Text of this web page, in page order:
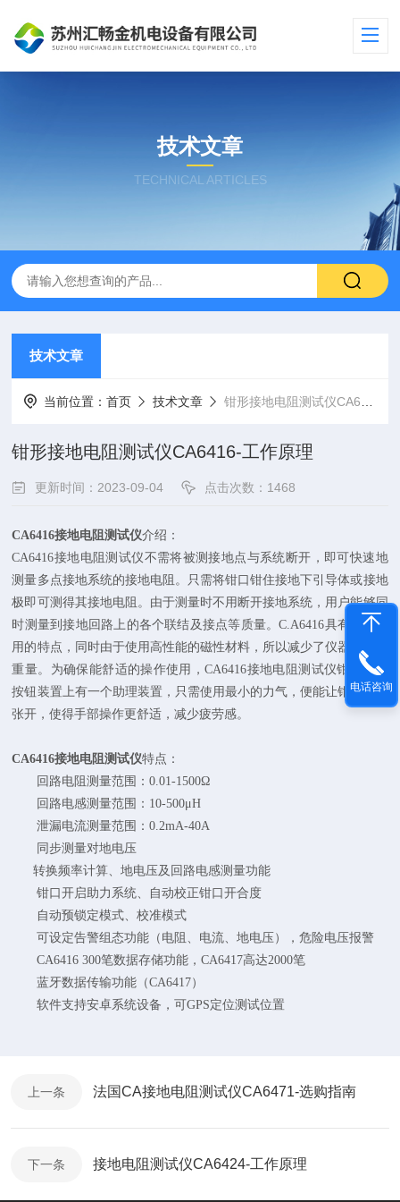
技术文章
TECHNICAL ARTICLES
技术文章
当前位置：首页 技术文章 钳形接地电阻测试仪CA6416-工作原理
钳形接地电阻测试仪CA6416-工作原理
更新时间：2023-09-04 点击次数：1468
CA6416接地电阻测试仪介绍：
CA6416接地电阻测试仪不需将被测接地点与系统断开，即可快速地
测量多点接地系统的接地电阻。只需将钳口钳住接地下引导体或接地
极即可测得其接地电阻。由于测量时不用断开接地系统，用户能够同
时测量到接地回路上的各个联结及接点等质量。C.A6416具有坚固耐
用的特点，同时由于使用高性能的磁性材料，所以减少了仪器的整体
重量。为确保能舒适的操作使用，CA6416接地电阻测试仪钳口触发
按钮装置上有一个助理装置，只需使用最小的力气，便能让钳口保持
张开，使得手部操作更舒适，减少疲劳感。
CA6416接地电阻测试仪特点：
回路电阻测量范围：0.01-1500Ω
回路电感测量范围：10-500μH
泄漏电流测量范围：0.2mA-40A
同步测量对地电压
转换频率计算、地电压及回路电感测量功能
钳口开启助力系统、自动校正钳口开合度
自动预锁定模式、校准模式
可设定告警组态功能（电阻、电流、地电压），危险电压报警
CA6416 300笔数据存储功能，CA6417高达2000笔
蓝牙数据传输功能（CA6417）
软件支持安卓系统设备，可GPS定位测试位置
上一条 法国CA接地电阻测试仪CA6471-选购指南
下一条 接地电阻测试仪CA6424-工作原理
电话咨询